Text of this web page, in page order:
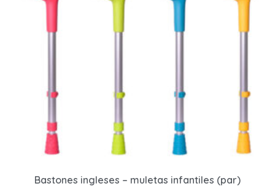
Bastones ingleses – muletas infantiles (par)